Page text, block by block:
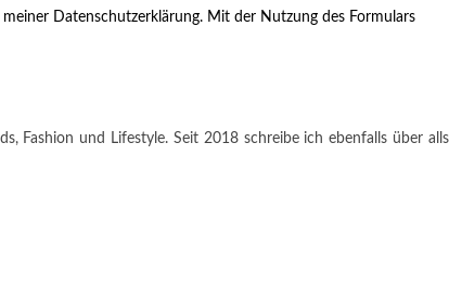
Datenschutzerklärung. Mit der Nutzung des Formulars
Fashion und Lifestyle. Seit 2018 schreibe ich ebenfalls über alls